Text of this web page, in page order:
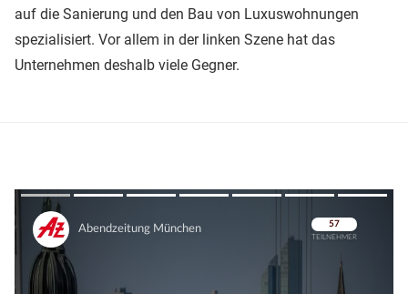
auf die Sanierung und den Bau von Luxuswohnungen
spezialisiert. Vor allem in der linken Szene hat das
Unternehmen deshalb viele Gegner.
Überspringen